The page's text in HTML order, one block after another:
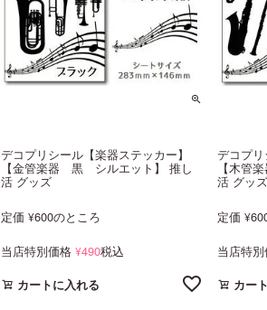
デコプリシール【楽器ステッカー】
【金管楽器 黒 シルエット】 推し
活 グッズ
定価 ¥600のところ
当店特別価格 ¥490税込
カートに入れる
デコプリ
【木管
活 グッズ
定価 ¥
当店特
カー